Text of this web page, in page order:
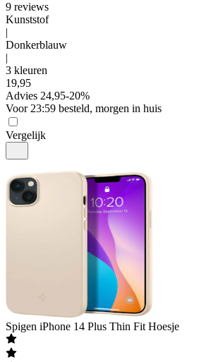
9 reviews
Kunststof
|
Donkerblauw
|
3 kleuren
19,95
Advies 24,95-20%
Voor 23:59 besteld, morgen in huis
Vergelijk
Spigen iPhone 14 Plus Thin Fit Hoesje